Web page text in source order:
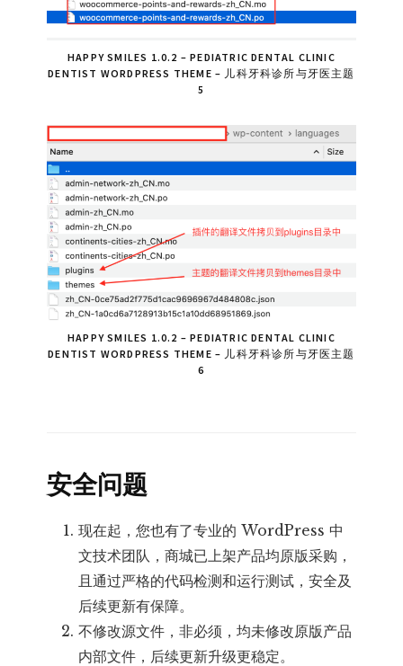
HAPPY SMILES 1.0.2 – PEDIATRIC DENTAL CLINIC
DENTIST WORDPRESS THEME – 儿科牙科诊所与牙医主题
5
HAPPY SMILES 1.0.2 – PEDIATRIC DENTAL CLINIC
DENTIST WORDPRESS THEME – 儿科牙科诊所与牙医主题
6
安全问题
现在起，您也有了专业的 WordPress 中
文技术团队，商城已上架产品均原版采购，
且通过严格的代码检测和运行测试，安全及
后续更新有保障。
不修改源文件，非必须，均未修改原版产品
内部文件，后续更新升级更稳定。